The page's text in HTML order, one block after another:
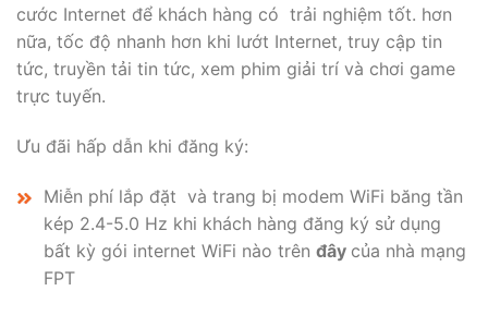
cước Internet để khách hàng có trải nghiệm tốt. hơn
nữa, tốc độ nhanh hơn khi lướt Internet, truy cập tin
tức, truyền tải tin tức, xem phim giải trí và chơi game
trực tuyến.
Ưu đãi hấp dẫn khi đăng ký:
Miễn phí lắp đặt và trang bị modem WiFi băng tần
kép 2.4-5.0 Hz khi khách hàng đăng ký sử dụng
bất kỳ gói internet WiFi nào trên đây của nhà mạng
FPT